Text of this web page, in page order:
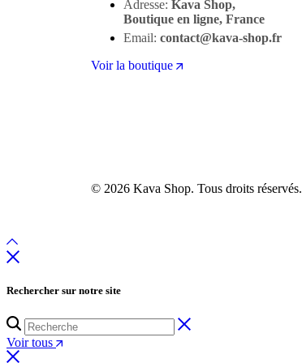
Adresse: Kava Shop,
Boutique en ligne, France
Email: contact@kava-shop.fr
Voir la boutique
© 2026 Kava Shop. Tous droits réservés.
Rechercher sur notre site
Voir tous